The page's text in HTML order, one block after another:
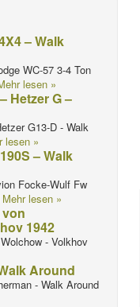
– Walk
WC-57 3-4 Ton
lesen »
Hetzer G –
G13-D - Walk
lesen »
– Walk
Focke-Wulf Fw
Mehr lesen »
1942
- Volkhov
Around
- Walk Around